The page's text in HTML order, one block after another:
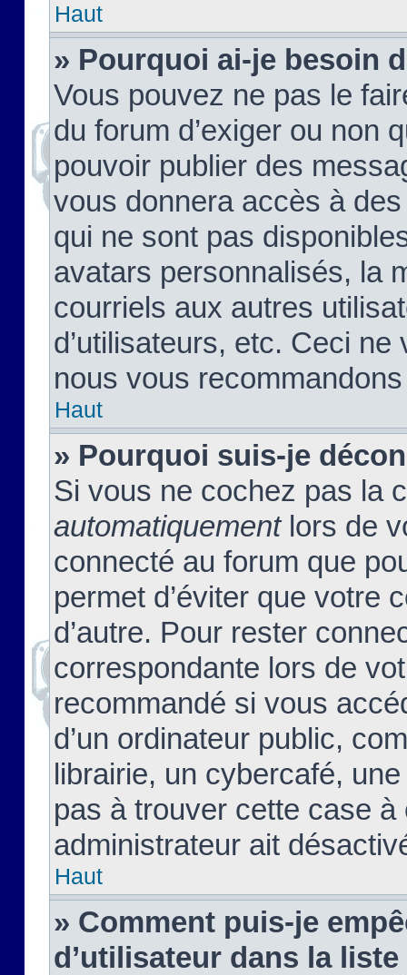
Haut
» Pourquoi ai-je besoin
Vous pouvez ne pas le
du forum d’exiger ou non
pouvoir publier des
vous donnera accès à
qui ne sont pas
avatars personnalisés, la
courriels aux autres
d’utilisateurs, etc. Ceci
nous vous
Haut
» Pourquoi suis-je
Si vous ne cochez pas la
automatiquementlors de
connecté au forum que
permet d’éviter que votre
d’autre. Pour rester
correspondante lors de
recommandé si vous
d’un ordinateur public,
librairie, un cybercafé,
pas à trouver cette case à
administrateur ait
Haut
» Comment puis-je
d’utilisateur dans la